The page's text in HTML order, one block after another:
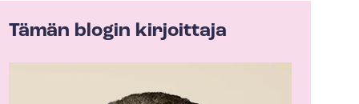
Tämän blogin kirjoittaja